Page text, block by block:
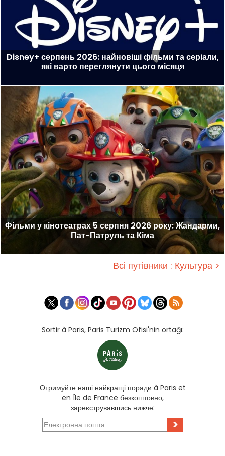
Disney+ серпень 2026: найновіші фільми та серіали,
які варто переглянути цього місяця
Фільми у кінотеатрах 5 серпня 2026 року: Жандарми,
Пат-Патруль та Кіма
Всі путівники : Культура >
Sortir à Paris, Paris Turizm Ofisi'nin ortağı:
Отримуйте наші найкращі поради à Paris et
en Île de France безкоштовно,
зареєструвавшись нижче:
>